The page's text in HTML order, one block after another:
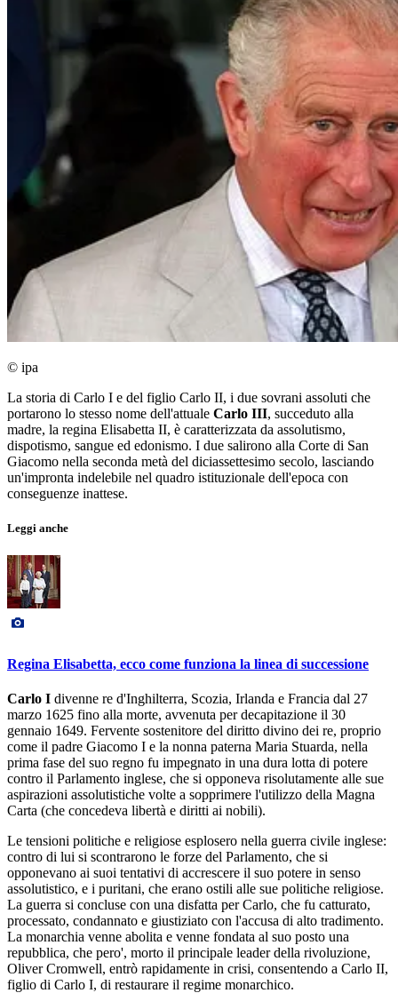
© ipa
La storia di Carlo I e del figlio Carlo II, i due sovrani assoluti che
portarono lo stesso nome dell'attuale Carlo III, succeduto alla
madre, la regina Elisabetta II, è caratterizzata da assolutismo,
dispotismo, sangue ed edonismo. I due salirono alla Corte di San
Giacomo nella seconda metà del diciassettesimo secolo, lasciando
un'impronta indelebile nel quadro istituzionale dell'epoca con
conseguenze inattese.
Leggi anche
Regina Elisabetta, ecco come funziona la linea di successione
Carlo I divenne re d'Inghilterra, Scozia, Irlanda e Francia dal 27
marzo 1625 fino alla morte, avvenuta per decapitazione il 30
gennaio 1649. Fervente sostenitore del diritto divino dei re, proprio
come il padre Giacomo I e la nonna paterna Maria Stuarda, nella
prima fase del suo regno fu impegnato in una dura lotta di potere
contro il Parlamento inglese, che si opponeva risolutamente alle sue
aspirazioni assolutistiche volte a sopprimere l'utilizzo della Magna
Carta (che concedeva libertà e diritti ai nobili).
Le tensioni politiche e religiose esplosero nella guerra civile inglese:
contro di lui si scontrarono le forze del Parlamento, che si
opponevano ai suoi tentativi di accrescere il suo potere in senso
assolutistico, e i puritani, che erano ostili alle sue politiche religiose.
La guerra si concluse con una disfatta per Carlo, che fu catturato,
processato, condannato e giustiziato con l'accusa di alto tradimento.
La monarchia venne abolita e venne fondata al suo posto una
repubblica, che pero', morto il principale leader della rivoluzione,
Oliver Cromwell, entrò rapidamente in crisi, consentendo a Carlo II,
figlio di Carlo I, di restaurare il regime monarchico.